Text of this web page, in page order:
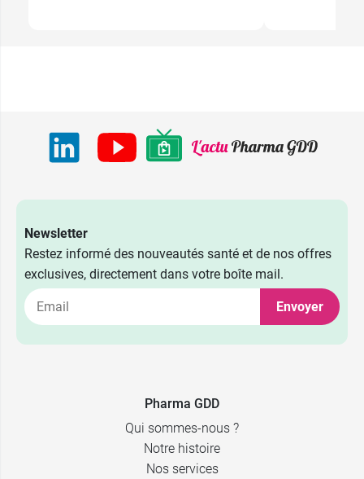
Newsletter
Restez informé des nouveautés santé et de nos offres
exclusives, directement dans votre boîte mail.
Envoyer
Pharma GDD
Qui sommes-nous ?
Notre histoire
Nos services